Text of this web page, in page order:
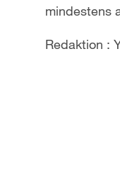
y
V
mindestens
Redaktion :